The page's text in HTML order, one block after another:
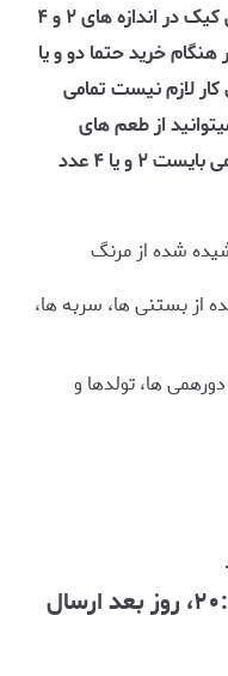
با توجه به اینکه بسته بندی های مینی کیک در اندازه های ۲ و ۴
خرید حتما دو و یا
لازم نیست تمامی
از طعم های
مختلف سفارش دهید. ( مجموع خرید می بایست ۲ و یا ۴ عدد
شده از مرنگ
از بستنی ها، سربه ها،
ها، تولدها و
سفارشات بعد از ساعت ۲۰:۴۵، روز بعد ارسال